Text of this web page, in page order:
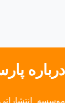
درباره